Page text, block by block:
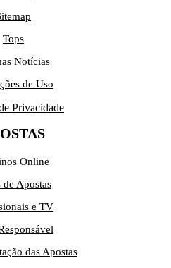
Tops
Notícias
de Uso
Privacidade
Online
de Apostas
e TV
das Apostas